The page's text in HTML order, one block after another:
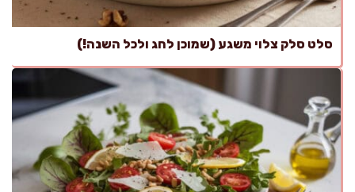
סלט סלק צלוי משגע (שמוכן לחג ולכל השנה!)